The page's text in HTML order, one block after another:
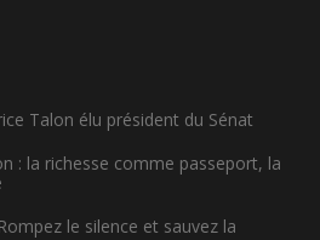
Talon élu président du Sénat
: la richesse comme passeport, la
le silence et sauvez la